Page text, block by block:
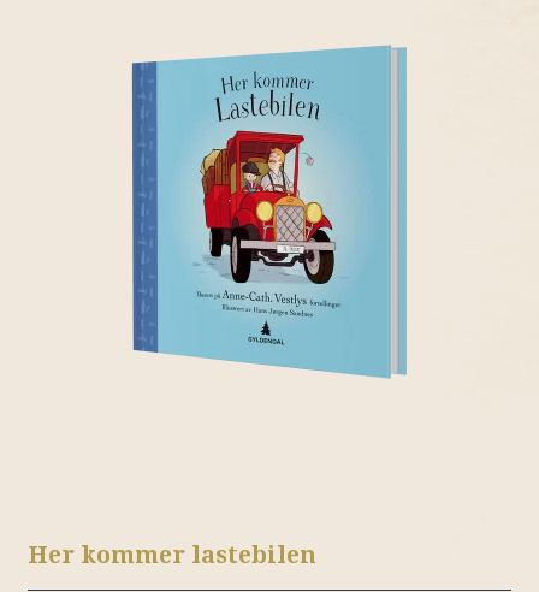
Her kommer lastebilen